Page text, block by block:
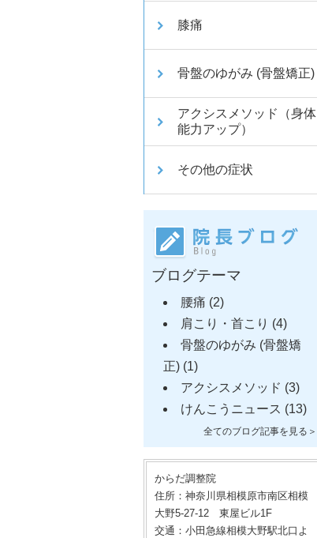
膝痛
骨盤のゆがみ (骨盤矯正)
アクシスメソッド（身体
能力アップ）
その他の症状
ブログテーマ
腰痛 (2)
肩こり・首こり (4)
骨盤のゆがみ (骨盤矯
正) (1)
アクシスメソッド (3)
けんこうニュース (13)
全てのブログ記事を見る＞
からだ調整院
住所：神奈川県相模原市南区相模
大野5-27-12 東屋ビル1F
交通：小田急線相模大野駅北口よ